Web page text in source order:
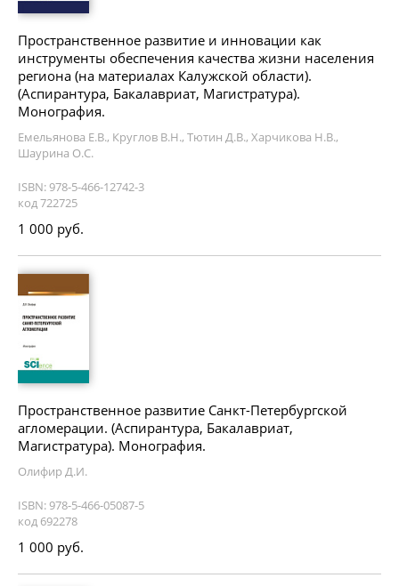
Пространственное развитие и инновации как
инструменты обеспечения качества жизни населения
региона (на материалах Калужской области).
(Аспирантура, Бакалавриат, Магистратура).
Монография.
Емельянова Е.В., Круглов В.Н., Тютин Д.В., Харчикова Н.В.,
Шаурина О.С.
ISBN: 978-5-466-12742-3
код 722725
1 000 руб.
Пространственное развитие Санкт-Петербургской
агломерации. (Аспирантура, Бакалавриат,
Магистратура). Монография.
Олифир Д.И.
ISBN: 978-5-466-05087-5
код 692278
1 000 руб.